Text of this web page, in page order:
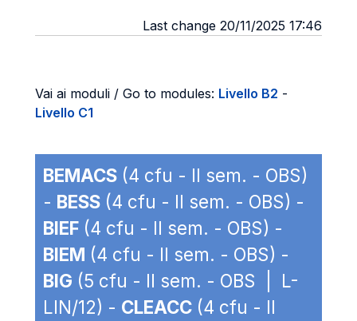
Last change 20/11/2025 17:46
Vai ai moduli / Go to modules: Livello B2 -
Livello C1
BEMACS (4 cfu - II sem. - OBS)
- BESS (4 cfu - II sem. - OBS) -
BIEF (4 cfu - II sem. - OBS) -
BIEM (4 cfu - II sem. - OBS) -
BIG (5 cfu - II sem. - OBS | L-
LIN/12) - CLEACC (4 cfu - II